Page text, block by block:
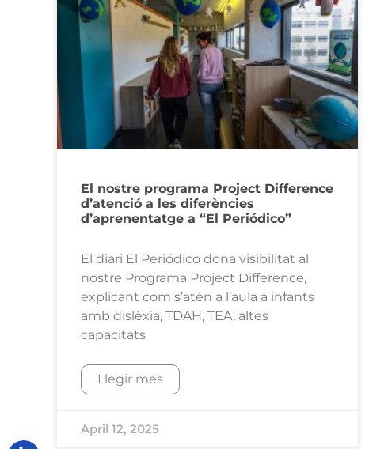
El nostre programa Project Difference
d’atenció a les diferències
d’aprenentatge a “El Periódico”
El diari El Periódico dona visibilitat al
nostre Programa Project Difference,
explicant com s’atén a l’aula a infants
amb dislèxia, TDAH, TEA, altes
capacitats
Llegir més
April 12, 2025